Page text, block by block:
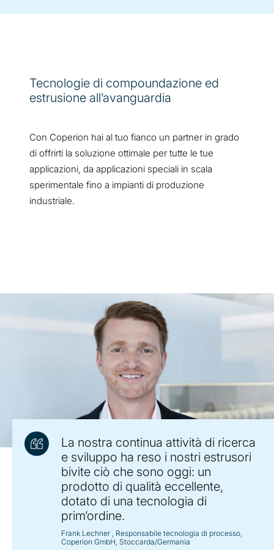
Tecnologie di compoundazione ed
estrusione all’avanguardia
Con Coperion hai al tuo fianco un partner in grado
di offrirti la soluzione ottimale per tutte le tue
applicazioni, da applicazioni speciali in scala
sperimentale fino a impianti di produzione
industriale.
La nostra continua attività di ricerca
e sviluppo ha reso i nostri estrusori
bivite ciò che sono oggi: un
prodotto di qualità eccellente,
dotato di una tecnologia di
prim’ordine.
Frank Lechner , Responsabile tecnologia di processo,
Coperion GmbH, Stoccarda/Germania